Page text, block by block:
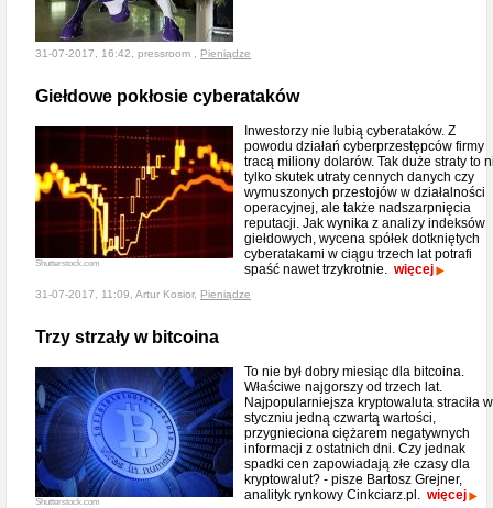
31-07-2017, 16:42, pressroom , Pieniądze
Giełdowe pokłosie cyberataków
Shutterstock.com
Inwestorzy nie lubią cyberataków. Z
powodu działań cyberprzestępców firmy
tracą miliony dolarów. Tak duże straty to
tylko skutek utraty cennych danych czy
wymuszonych przestojów w działalności
operacyjnej, ale także nadszarpnięcia
reputacji. Jak wynika z analizy indeksów
giełdowych, wycena spółek dotkniętych
cyberatakami w ciągu trzech lat potrafi
spaść nawet trzykrotnie. więcej
31-07-2017, 11:09, Artur Kosior, Pieniądze
Trzy strzały w bitcoina
Shutterstock.com
To nie był dobry miesiąc dla bitcoina.
Właściwe najgorszy od trzech lat.
Najpopularniejsza kryptowaluta straciła w
styczniu jedną czwartą wartości,
przygnieciona ciężarem negatywnych
informacji z ostatnich dni. Czy jednak
spadki cen zapowiadają złe czasy dla
kryptowalut? - pisze Bartosz Grejner,
analityk rynkowy Cinkciarz.pl. więcej